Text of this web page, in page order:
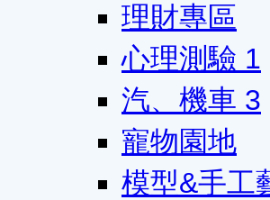
理財專區
心理測驗 1
汽、機車 3
寵物園地
模型&手工